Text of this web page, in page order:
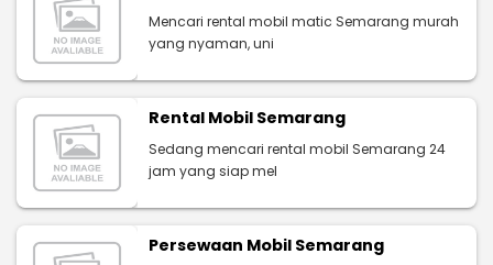
Mencari rental mobil matic Semarang murah
yang nyaman, uni
Rental Mobil Semarang
Sedang mencari rental mobil Semarang 24
jam yang siap mel
Persewaan Mobil Semarang